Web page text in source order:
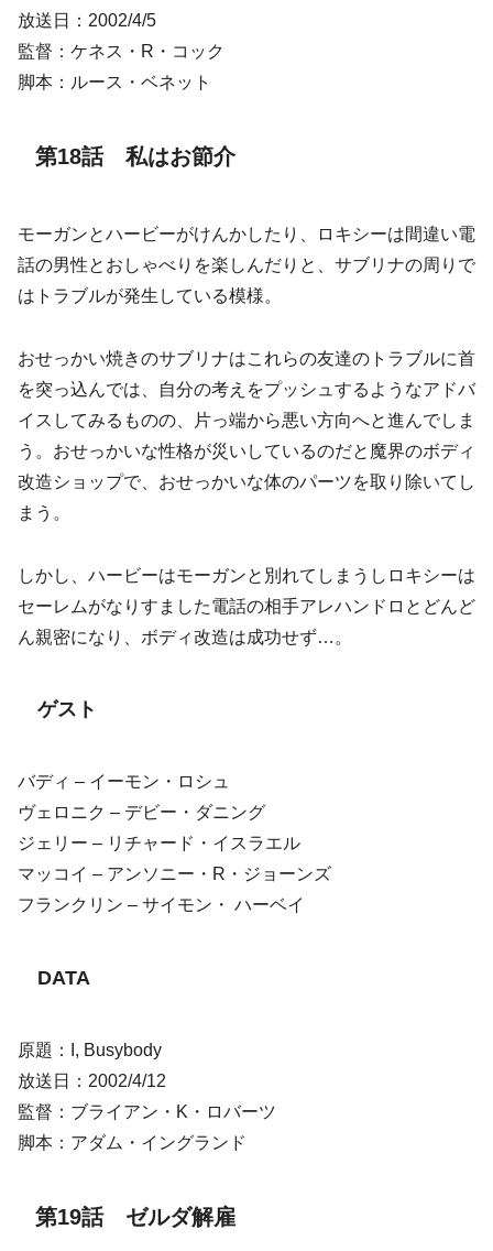
放送日：2002/4/5
監督：ケネス・R・コック
脚本：ルース・ベネット
第18話 私はお節介
モーガンとハービーがけんかしたり、ロキシーは間違い電
話の男性とおしゃべりを楽しんだりと、サブリナの周りで
はトラブルが発生している模様。
おせっかい焼きのサブリナはこれらの友達のトラブルに首
を突っ込んでは、自分の考えをプッシュするようなアドバ
イスしてみるものの、片っ端から悪い方向へと進んでしま
う。おせっかいな性格が災いしているのだと魔界のボディ
改造ショップで、おせっかいな体のパーツを取り除いてし
まう。
しかし、ハービーはモーガンと別れてしまうしロキシーは
セーレムがなりすました電話の相手アレハンドロとどんど
ん親密になり、ボディ改造は成功せず…。
ゲスト
バディ – イーモン・ロシュ
ヴェロニク – デビー・ダニング
ジェリー – リチャード・イスラエル
マッコイ – アンソニー・R・ジョーンズ
フランクリン – サイモン・ ハーベイ
DATA
原題：I, Busybody
放送日：2002/4/12
監督：ブライアン・K・ロバーツ
脚本：アダム・イングランド
第19話 ゼルダ解雇